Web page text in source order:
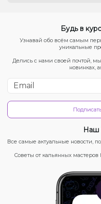
Будь в
Узнавай обо всём самым
уникальные
Делись с нами своей почтой,
новинках,
Наш
Все самые актуальные новости,
Советы от кальянных мастеров